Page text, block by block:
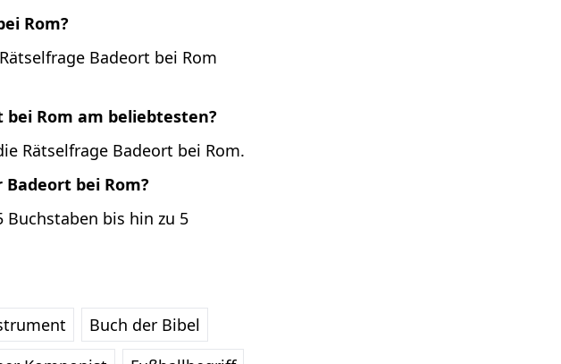
Rom?
Badeort bei Rom
Rom am beliebtesten?
Rätselfrage Badeort bei Rom.
bei Rom?
Buchstaben bis hin zu 5
Buch der Bibel